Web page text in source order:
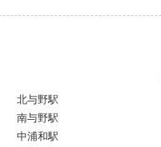
北与野駅
南与野駅
中浦和駅